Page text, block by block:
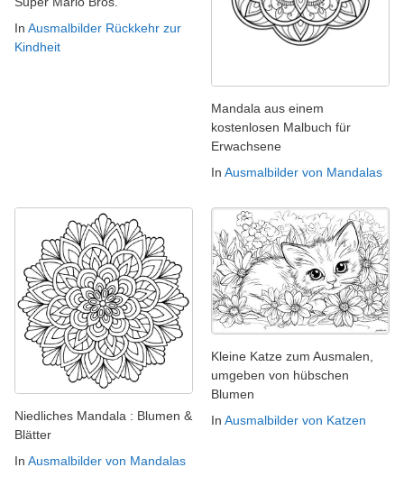
In Ausmalbilder Rückkehr zur
Kindheit
Mandala aus einem
kostenlosen Malbuch für
Erwachsene
In Ausmalbilder von Mandalas
Niedliches Mandala : Blumen &
Blätter
In Ausmalbilder von Mandalas
Kleine Katze zum Ausmalen,
umgeben von hübschen
Blumen
In Ausmalbilder von Katzen